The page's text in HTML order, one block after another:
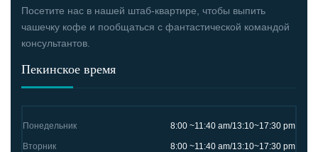
Посетите нас в нашей штаб-квартире, чтобы выпить
чашечку кофе и пообщаться с фантастической командой
консультантов.
Пекинское время
Понедельник 8:00 ~11:40 am/13:10~17:30 pm
Вторник 8:00 ~11:40 am/13:10~17:30 pm